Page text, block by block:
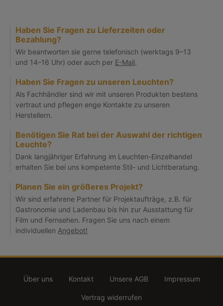
Haben Sie Fragen zu Lieferzeiten oder
Bezahlung?
Wir beantworten sie gerne telefonisch (werktags 9–13
und 14–16 Uhr) oder auch per E-Mail.
Haben Sie Fragen zu unseren Leuchten?
Als Fachhändler sind wir mit unseren Produkten bestens
vertraut und pflegen enge Kontakte zu unseren
Herstellern.
Benötigen Sie Rat bei der Auswahl der richtigen
Leuchte?
Dank langjähriger Erfahrung im Leuchten-Einzelhandel
erhalten Sie bei uns kompetente Stil- und Lichtberatung.
Planen Sie ein größeres Projekt?
Wir sind erfahrene Partner für Projektaufträge, z.B. für
Gastronomie und Ladenbau bis hin zur Ausstattung für
Film und Fernsehen. Fragen Sie uns nach einem
individuellen Angebot!
Über uns Kontakt Unsere AGB Impressum
Vertrag widerrufen